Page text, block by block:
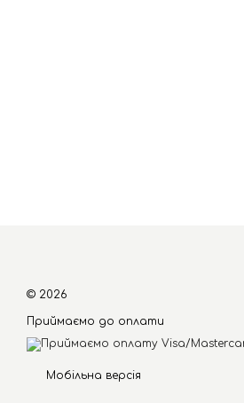
© 2026
Приймаємо до оплати
Мобільна версія